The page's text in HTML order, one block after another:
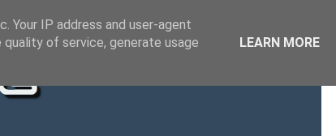
Your IP address and user-agent
of service, generate usage
LEARN MORE